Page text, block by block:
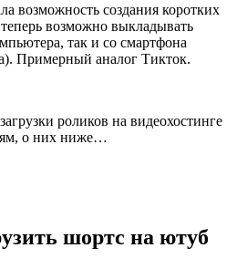
возможность создания коротких
возможно выкладывать
так и со смартфона
Примерный аналог Тикток.
роликов на видеохостинге
о них ниже…
шортс на ютуб